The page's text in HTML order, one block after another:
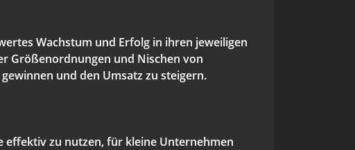
Wachstum und Erfolg in ihren jeweiligen
Größenordnungen und Nischen von
und den Umsatz zu steigern.
effektiv zu nutzen, für kleine Unternehmen